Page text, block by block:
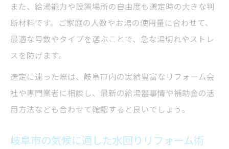
ット
同時リフォームで得られる省エネ効果と快
適性
軽減
お風呂やキッチンでの節水リフォーム事例
を解説
家族構成に合う水回りリフォームのポイント
また、給湯能力や設置場所の自由度も選定時の大きな判
断材料です。ご家庭の人数やお湯の使用量に合わせて、
最適な号数やタイプを選ぶことで、急な湯切れやストレ
スを防げます。
選定に迷った際は、岐阜市内の実績豊富なリフォーム会
社や専門業者に相談し、最新の給湯器事情や補助金の活
用方法なども合わせて確認すると良いでしょう。
岐阜市の気候に適した水回りリフォーム術